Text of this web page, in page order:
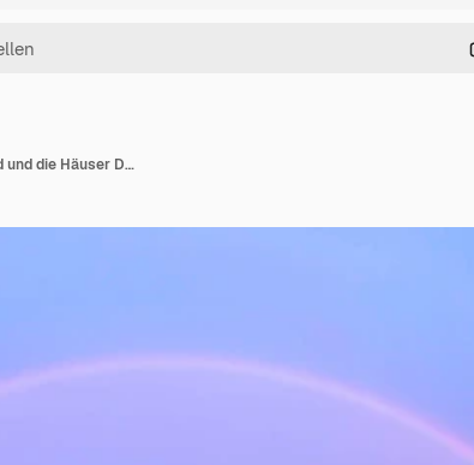
Ein voller Regenbogen vom Dach des Hauses über den Wald und die Häuser Double Rainbow